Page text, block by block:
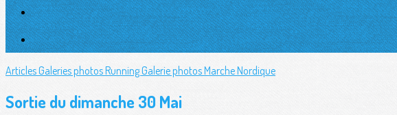
ArticlesGaleries photos RunningGalerie photos Marche Nordique
Sortie du dimanche 30 Mai